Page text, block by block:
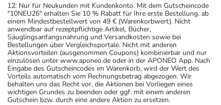
12: Nur für Neukunden mit Kundenkonto. Mit dem Gutscheincode
"10NEU26" erhalten Sie 10 % Rabatt für Ihre erste Bestellung, ab
einem Mindestbestellwert von 49 € (Warenkorbwert). Nicht
anwendbar auf rezeptpflichtige Artikel, Bücher,
Säuglingsanfangsnahrung und Versandkosten sowie bei
Bestellungen über Vergleichsportale. Nicht mit anderen
Aktionsvorteilen (ausgenommen Coupons) kombinierbar und nur
einzulösen unter www.aponeo.de oder in der APONEO App. Nach
Eingabe des Gutscheincodes im Warenkorb, wird der Wert des
Vorteils automatisch vom Rechnungsbetrag abgezogen. Wir
behalten uns das Recht vor, die Aktionen bei Vorliegen eines
wichtigen Grundes zu beenden oder ggf. mit einem anderen
Gutschein bzw. durch eine andere Aktion zu ersetzen.